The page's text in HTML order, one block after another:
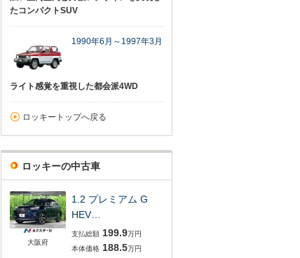
たコンパクトSUV
1990年6月～1997年3月
ライト感覚を重視した都会派4WD
ロッキートップへ戻る
ロッキーの中古車
大阪府
1.2 プレミアム G
HEV…
支払総額 199.9万円
本体価格 188.5万円